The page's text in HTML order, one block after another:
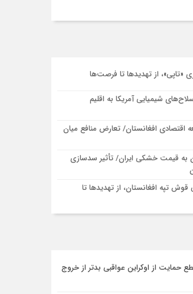
«تاپی»، از تهدیدها تا فرصت‌ها
شیمیایی آمریکا به اقلیم
افغانستان/ تعارض منافع میان
به قیمت خشکی ایران/ تأثیر سدسازی
قوش تپه افغانستان، از تهدیدها تا
حمایت از اوکراین عواقبی بدتر از خروج